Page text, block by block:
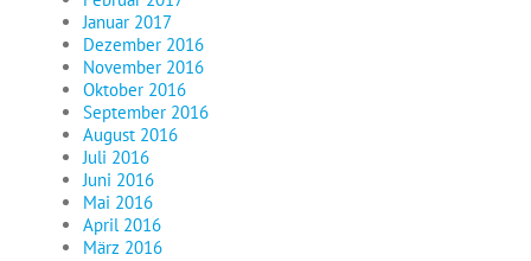
Januar 2017
Dezember 2016
November 2016
Oktober 2016
September 2016
August 2016
Juli 2016
Juni 2016
Mai 2016
April 2016
März 2016